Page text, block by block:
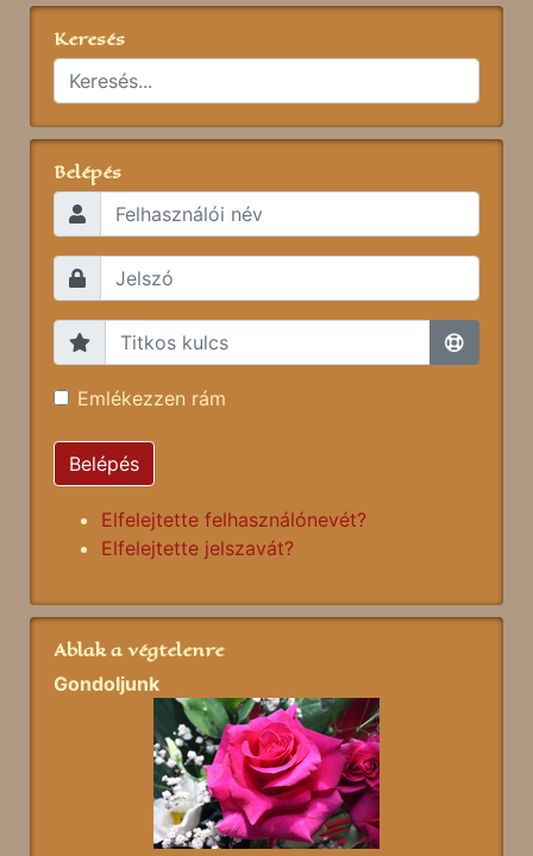
Keresés
Belépés
Emlékezzen rám
Belépés
Elfelejtette felhasználónevét?
Elfelejtette jelszavát?
Ablak a végtelenre
Gondoljunk